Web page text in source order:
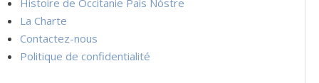
La Charte
Contactez-nous
Politique de confidentialité